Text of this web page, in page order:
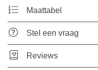
Maattabel
Stel een vraag
Reviews